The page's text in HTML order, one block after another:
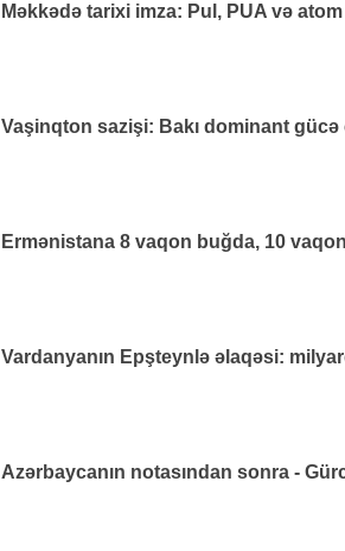
Məkkədə tarixi imza: Pul, PUA və
Vaşinqton sazişi: Bakı dominant
Ermənistana 8 vaqon buğda, 10
Vardanyanın Epşteynlə əlaqəsi:
Azərbaycanın notasından sonra -